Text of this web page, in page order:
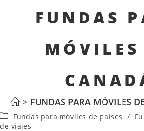
FUNDAS
MÓVILES
> FUNDAS PARA MÓVILES
Fundas para móviles de países /
de viajes